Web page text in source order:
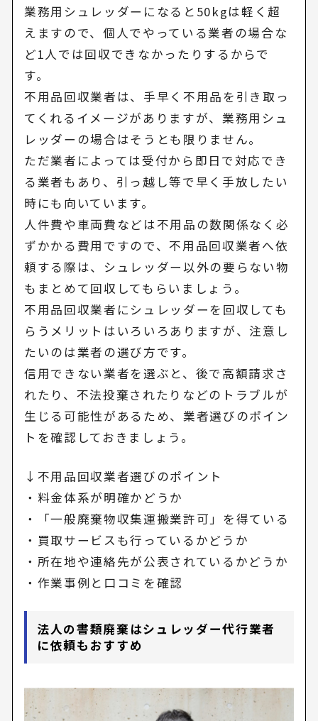
業務用シュレッダーになると50kgは軽く超
えますので、個人でやっている業者の場合な
ど1人では回収できなかったりするからで
す。
不用品回収業者は、手早く不用品を引き取っ
てくれるイメージがありますが、業務用シュ
レッダーの場合はそうとも限りません。
ただ業者によっては受付から即日で対応でき
る業者もあり、引っ越し等で早く手放したい
時にも向いています。
人件費や車両費などは不用品の数関係なく必
ずかかる費用ですので、不用品回収業者へ依
頼する際は、シュレッダー以外の要らない物
もまとめて回収してもらいましょう。
不用品回収業者にシュレッダーを回収しても
らうメリットはいろいろありますが、注意し
たいのは業者の選び方です。
信用できない業者を選ぶと、後で高額請求さ
れたり、不法投棄されたりなどのトラブルが
生じる可能性があるため、業者選びのポイン
トを確認しておきましょう。
↓不用品回収業者選びのポイント
・料金体系が明確かどうか
・「一般廃棄物収集運搬業許可」を得ている
・買取サービスも行っているかどうか
・所在地や連絡先が公表されているかどうか
・作業事例と口コミを確認
法人の書類廃棄はシュレッダー代行業者
に依頼もおすすめ